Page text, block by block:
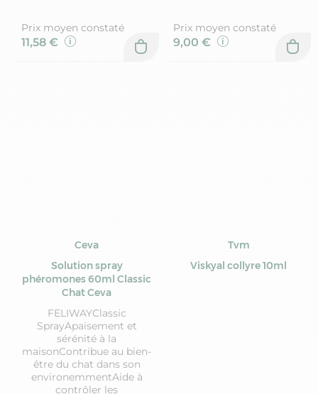
Prix moyen constaté
11,58 €
Prix moyen constaté
9,00 €
Ceva
Solution spray
phéromones 60ml Classic
Chat Ceva
FELIWAYClassic
SprayApaisement et
sérénité à la
maisonContribue au bien-
être du chat dans son
environemmentAide à
contrôler les
Tvm
Viskyal collyre 10ml